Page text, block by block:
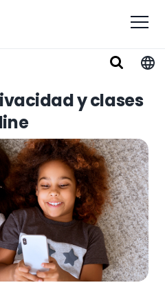
y clases